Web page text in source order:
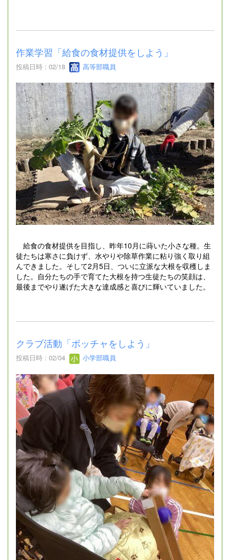
作業学習「給食の食材提供をしよう」
投稿日時 : 02/18 高等部職員
給食の食材提供を目指し、昨年10月に蒔いた小さな種。生
徒たちは寒さに負けず、水やりや除草作業に粘り強く取り組
んできました。そして2月5日、ついに立派な大根を収穫しま
した。自分たちの手で育てた大根を持つ生徒たちの笑顔は、
最後までやり遂げた大きな達成感と喜びに輝いていました。
クラブ活動「ボッチャをしよう」
投稿日時 : 02/04 小学部職員